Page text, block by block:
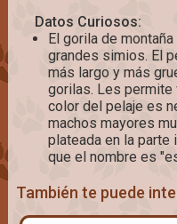
Datos Curiosos:
El gorila de
grandes simios. El
más largo y más
gorilas. Les permite
color del pelaje es
machos mayores
plateada en la parte
que el nombre es
También te puede